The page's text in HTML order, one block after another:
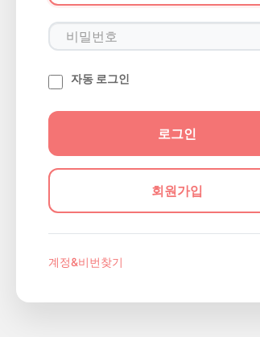
자동 로그인
회원가입
계정&비번찾기